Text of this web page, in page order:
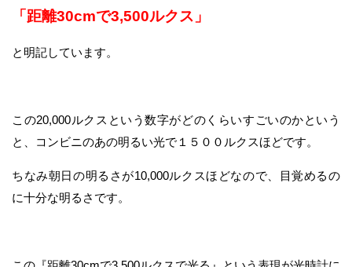
「距離30cmで3,500ルクス」
と明記しています。
この20,000ルクスという数字がどのくらいすごいのかという
と、コンビニのあの明るい光で１５００ルクスほどです。
ちなみ朝日の明るさが10,000ルクスほどなので、目覚めるの
に十分な明るさです。